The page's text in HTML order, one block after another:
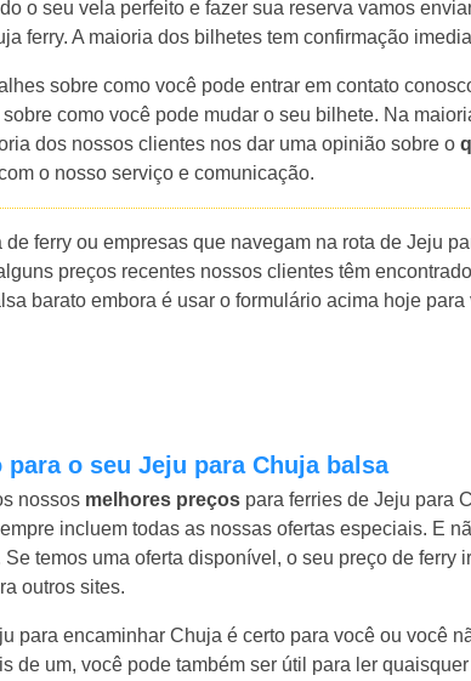
o seu vela perfeito e fazer sua reserva vamos
ferry. A maioria dos bilhetes tem confirmação
sobre como você pode entrar em contato
como você pode mudar o seu bilhete. Na
dos nossos clientes nos dar uma opinião sobre o
o nosso serviço e comunicação.
ferry ou empresas que navegam na rota de Jeju
preços recentes nossos clientes têm
barato embora é usar o formulário acima hoje
para o seu Jeju para Chuja balsa
nossos melhores preços para ferries de Jeju para
incluem todas as nossas ofertas especiais. E
temos uma oferta disponível, o seu preço de ferry
outros sites.
para encaminhar Chuja é certo para você ou você
de um, você pode também ser útil para ler